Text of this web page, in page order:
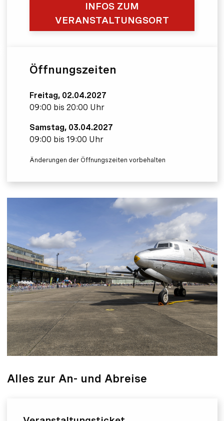
INFOS ZUM
VERANSTALTUNGSORT
Öffnungszeiten
Freitag, 02.04.2027
09:00 bis 20:00 Uhr
Samstag, 03.04.2027
09:00 bis 19:00 Uhr
Änderungen der Öffnungszeiten vorbehalten
Alles zur An- und Abreise